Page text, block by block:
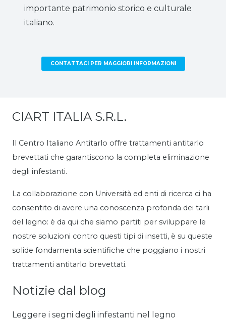
importante patrimonio storico e culturale
italiano.
CONTATTACI PER MAGGIORI INFORMAZIONI
CIART ITALIA S.R.L.
Il Centro Italiano Antitarlo offre trattamenti antitarlo
brevettati che garantiscono la completa eliminazione
degli infestanti.
La collaborazione con Università ed enti di ricerca ci ha
consentito di avere una conoscenza profonda dei tarli
del legno: è da qui che siamo partiti per sviluppare le
nostre soluzioni contro questi tipi di insetti, è su queste
solide fondamenta scientifiche che poggiano i nostri
trattamenti antitarlo brevettati.
Notizie dal blog
Leggere i segni degli infestanti nel legno